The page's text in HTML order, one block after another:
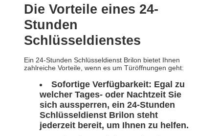
Die Vorteile eines 24-
Stunden
Schlüsseldienstes
Ein 24-Stunden Schlüsseldienst Brilon bietet Ihnen
zahlreiche Vorteile, wenn es um Türöffnungen geht:
Sofortige Verfügbarkeit: Egal zu
welcher Tages- oder Nachtzeit Sie
sich aussperren, ein 24-Stunden
Schlüsseldienst Brilon steht
jederzeit bereit, um Ihnen zu helfen.